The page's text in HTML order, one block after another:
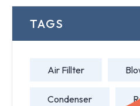
TAGS
Air Fillter
Condenser